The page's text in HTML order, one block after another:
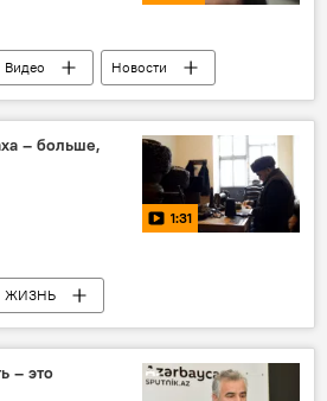
Видео
Новости
– больше,
1:31
ЖИЗНЬ
Новости
– это